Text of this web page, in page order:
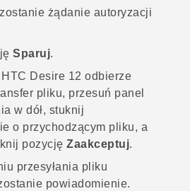
żądanie autoryzacji
Sparuj.
HTC Desire 12 odbierze
pliku, przesuń panel
w dół, stuknij
o przychodzącym pliku, a
pozycję Zaakceptuj.
przesyłania pliku
powiadomienie.